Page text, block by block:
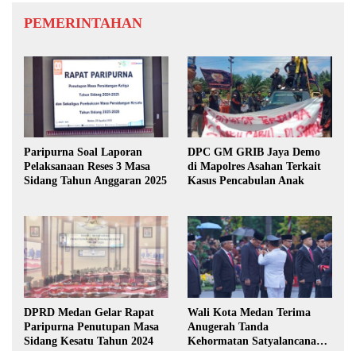
PEMERINTAHAN
Paripurna Soal Laporan
Pelaksanaan Reses 3 Masa
Sidang Tahun Anggaran 2025
DPC GM GRIB Jaya Demo
di Mapolres Asahan Terkait
Kasus Pencabulan Anak
DPRD Medan Gelar Rapat
Paripurna Penutupan Masa
Sidang Kesatu Tahun 2024
Wali Kota Medan Terima
Anugerah Tanda
Kehormatan Satyalancana